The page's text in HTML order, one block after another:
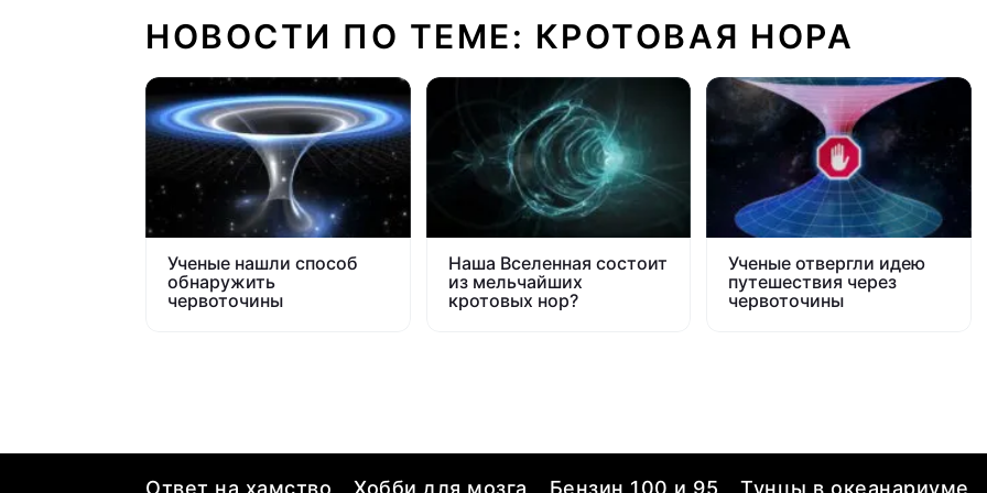
НОВОСТИ ПО ТЕМЕ: КРОТОВАЯ НОРА
Ученые нашли способ
обнаружить
червоточины
Наша Вселенная состоит
из мельчайших
кротовых нор?
Ученые отвергли идею
путешествия через
червоточины